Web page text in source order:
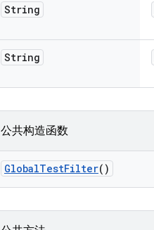
String
String
公共构造函数
GlobalTestFilter()